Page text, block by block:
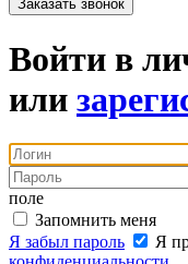
Заказать звонок
Войти в
или
поле
Запомнить меня
Я забыл пароль
Я